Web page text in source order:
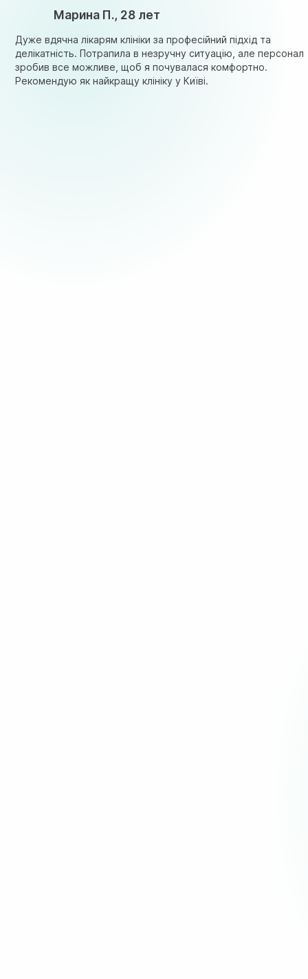
Марина П., 28 лет
Дуже вдячна лікарям клініки за професійний підхід та
делікатність. Потрапила в незручну ситуацію, але персонал
зробив все можливе, щоб я почувалася комфортно.
Рекомендую як найкращу клініку у Київі.